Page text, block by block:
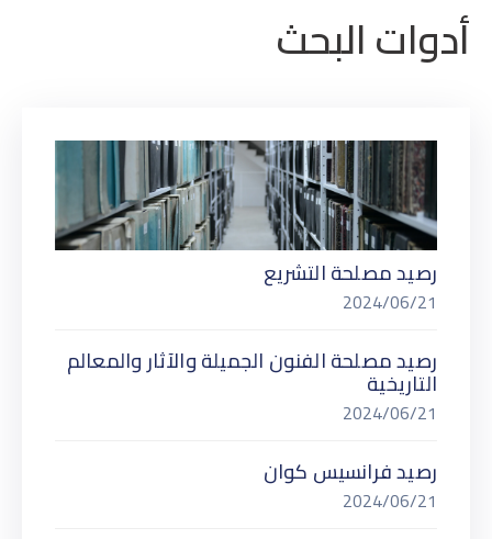
أدوات البحث
رصيد مصلحة التشريع
2024/06/21
رصيد مصلحة الفنون الجميلة والآثار والمعالم
التاريخية
2024/06/21
رصيد فرانسيس كوان
2024/06/21